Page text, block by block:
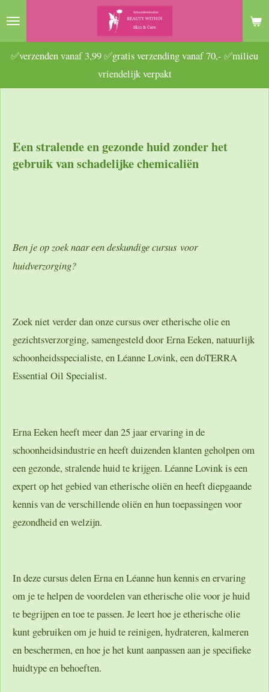
Ga
naar
hoofdinhoud
✅verzenden vanaf 3,99 ✅gratis verzending vanaf 70,- ✅milieu
vriendelijk verpakt
Een stralende en gezonde huid zonder het
gebruik van schadelijke chemicaliën
Ben je op zoek naar een deskundige cursus voor
huidverzorging?
Zoek niet verder dan onze cursus over etherische olie en
gezichtsverzorging, samengesteld door Erna Eeken, natuurlijk
schoonheidsspecialiste, en Léanne Lovink, een doTERRA
Essential Oil Specialist.
Erna Eeken heeft meer dan 25 jaar ervaring in de
schoonheidsindustrie en heeft duizenden klanten geholpen om
een gezonde, stralende huid te krijgen. Léanne Lovink is een
expert op het gebied van etherische oliën en heeft diepgaande
kennis van de verschillende oliën en hun toepassingen voor
gezondheid en welzijn.
In deze cursus delen Erna en Léanne hun kennis en ervaring
om je te helpen de voordelen van etherische olie voor je huid
te begrijpen en toe te passen. Je leert hoe je etherische olie
kunt gebruiken om je huid te reinigen, hydrateren, kalmeren
en beschermen, en hoe je het kunt aanpassen aan je specifieke
huidtype en behoeften.